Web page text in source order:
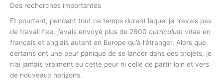
Des recherches importantes
Et pourtant, pendant tout ce temps durant lequel je n’avais pas
de travail fixe, j’avais envoyé plus de 2600 curriculum vitae en
français et anglais autant en Europe qu’à l’étranger. Alors que
certains ont une peur panique de se lancer dans des projets, je
n’ai jamais vraiment eu cette peur ni celle de partir loin et vers
de nouveaux horizons.